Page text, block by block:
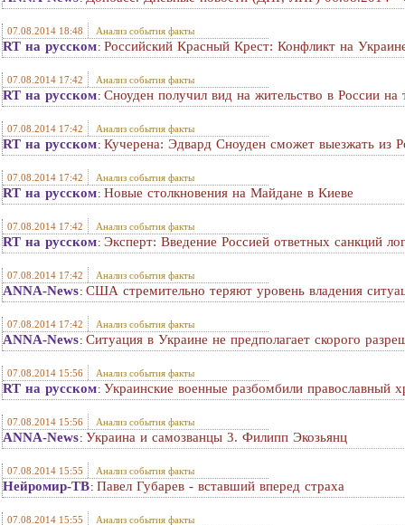
07.08.2014 18:48 Анализ события факты
RT на русском: Российский Красный Крест: Конфликт на
07.08.2014 17:42 Анализ события факты
RT на русском: Сноуден получил вид на жительство в России на
07.08.2014 17:42 Анализ события факты
RT на русском: Кучерена: Эдвард Сноуден сможет выезжать из
07.08.2014 17:42 Анализ события факты
RT на русском: Новые столкновения на Майдане в Киеве
07.08.2014 17:42 Анализ события факты
RT на русском: Эксперт: Введение Россией ответных санкций
07.08.2014 17:42 Анализ события факты
ANNA-News: США стремительно теряют уровень владения
07.08.2014 17:42 Анализ события факты
ANNA-News: Ситуация в Украине не предполагает скорого
07.08.2014 15:56 Анализ события факты
RT на русском: Украинские военные разбомбили православный
07.08.2014 15:56 Анализ события факты
ANNA-News: Украина и самозванцы 3. Филипп Экозьянц
07.08.2014 15:55 Анализ события факты
Нейромир-ТВ: Павел Губарев - вставший вперед страха
07.08.2014 15:55 Анализ события факты